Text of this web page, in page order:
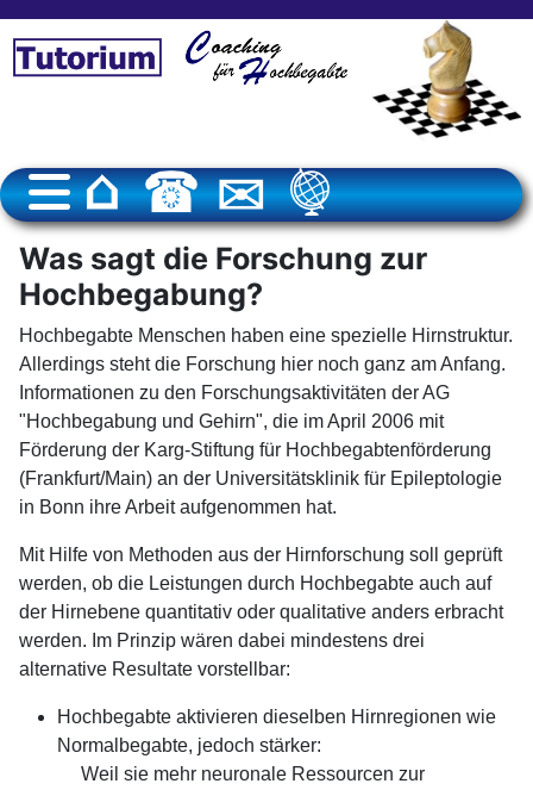
Was sagt die Forschung zur
Hochbegabung?
Hochbegabte Menschen haben eine spezielle Hirnstruktur.
Allerdings steht die Forschung hier noch ganz am Anfang.
Informationen zu den Forschungsaktivitäten der AG
"Hochbegabung und Gehirn", die im April 2006 mit
Förderung der Karg-Stiftung für Hochbegabtenförderung
(Frankfurt/Main) an der Universitätsklinik für Epileptologie
in Bonn ihre Arbeit aufgenommen hat.
Mit Hilfe von Methoden aus der Hirnforschung soll geprüft
werden, ob die Leistungen durch Hochbegabte auch auf
der Hirnebene quantitativ oder qualitative anders erbracht
werden. Im Prinzip wären dabei mindestens drei
alternative Resultate vorstellbar:
Hochbegabte aktivieren dieselben Hirnregionen wie
Normalbegabte, jedoch stärker:
Weil sie mehr neuronale Ressourcen zur